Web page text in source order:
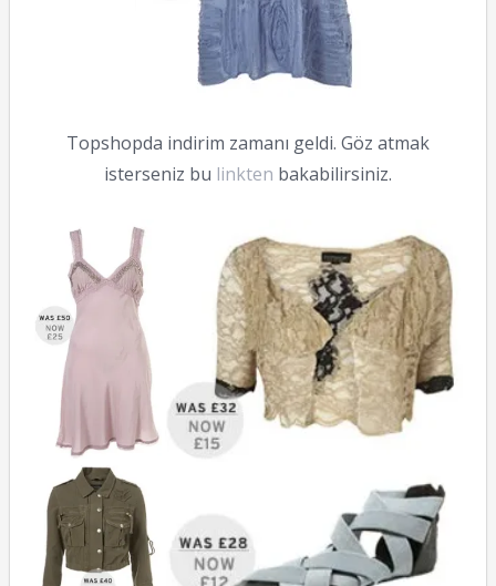
Topshopda indirim zamanı geldi. Göz atmak
isterseniz bu linkten bakabilirsiniz.